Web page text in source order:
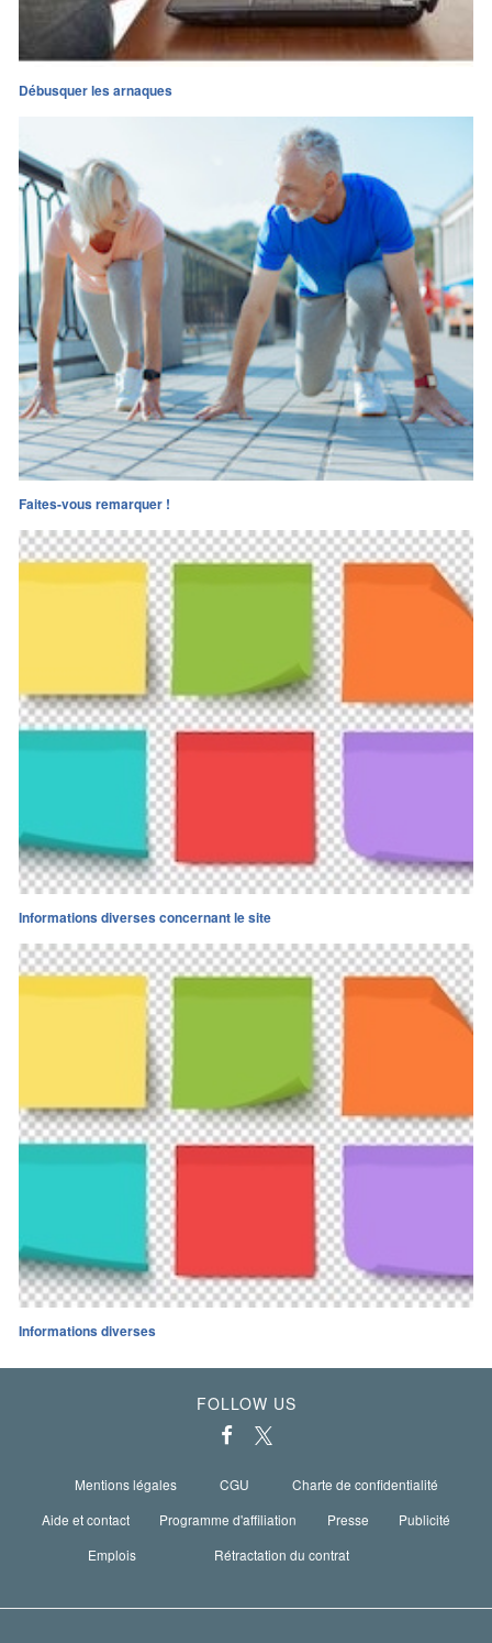
Débusquer les arnaques
Faites-vous remarquer !
Informations diverses concernant le site
Informations diverses
FOLLOW US
Mentions légales CGU
Charte de confidentialité
Aide et contact
Programme d'affiliation Presse
Publicité
Emplois
Rétractation du contrat